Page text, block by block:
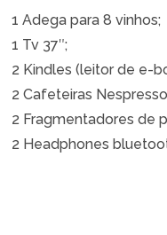
1 Adega para 8 vinhos;
1 Tv 37″;
2 Kindles (leitor de e-
2 Cafeteiras
2 Fragmentadores de
2 Headphones